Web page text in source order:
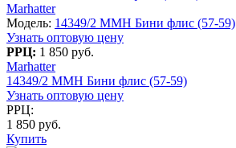
Marhatter
Модель: 14349/2 MMH Бини флис (57-59)
Узнать оптовую цену
РРЦ: 1 850 руб.
Marhatter
14349/2 MMH Бини флис (57-59)
Узнать оптовую цену
РРЦ:
1 850 руб.
Купить